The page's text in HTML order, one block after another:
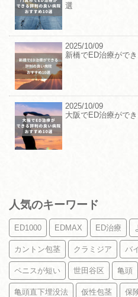
選
2025/10/09
新橋でED治療がで
2025/10/09
大阪でED治療がで
人気のキーワード
ED1000 EDMAX ED治療
カントン包茎 クラミジア バ
ペニスが短い 世田谷区 亀頭
亀頭直下埋没法 仮性包茎 保